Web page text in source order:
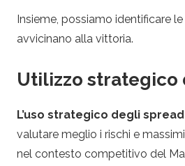
Insieme, possiamo identificare
avvicinano alla vittoria.
Utilizzo strategico
L’uso strategico degli spread
valutare meglio i rischi e
nel contesto competitivo del